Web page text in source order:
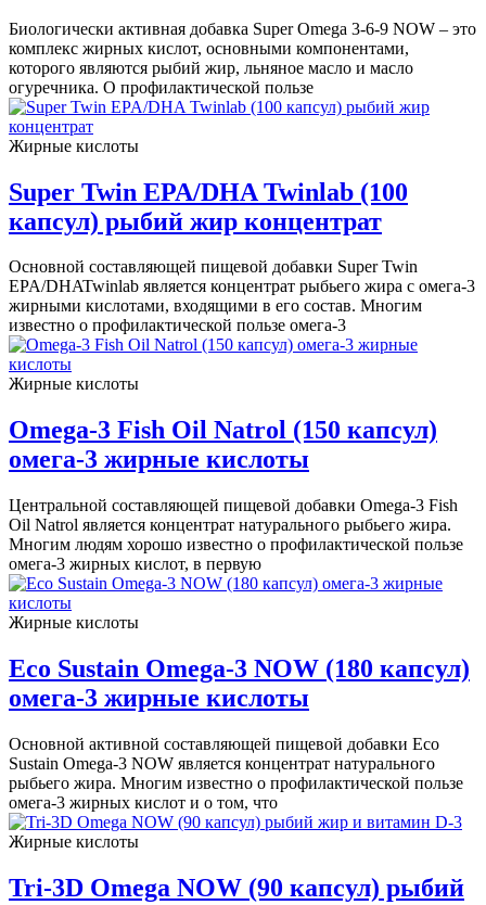
Биологически активная добавка Super Omega 3-6-9 NOW – это
комплекс жирных кислот, основными компонентами,
которого являются рыбий жир, льняное масло и масло
огуречника. О профилактической пользе
Жирные кислоты
Super Twin EPA/DHA Twinlab (100
капсул) рыбий жир концентрат
Основной составляющей пищевой добавки Super Twin
EPA/DHATwinlab является концентрат рыбьего жира с омега-3
жирными кислотами, входящими в его состав. Многим
известно о профилактической пользе омега-3
Жирные кислоты
Omega-3 Fish Oil Natrol (150 капсул)
омега-3 жирные кислоты
Центральной составляющей пищевой добавки Omega-3 Fish
Oil Natrol является концентрат натурального рыбьего жира.
Многим людям хорошо известно о профилактической пользе
омега-3 жирных кислот, в первую
Жирные кислоты
Eco Sustain Omega-3 NOW (180 капсул)
омега-3 жирные кислоты
Основной активной составляющей пищевой добавки Eco
Sustain Omega-3 NOW является концентрат натурального
рыбьего жира. Многим известно о профилактической пользе
омега-3 жирных кислот и о том, что
Жирные кислоты
Tri-3D Omega NOW (90 капсул) рыбий